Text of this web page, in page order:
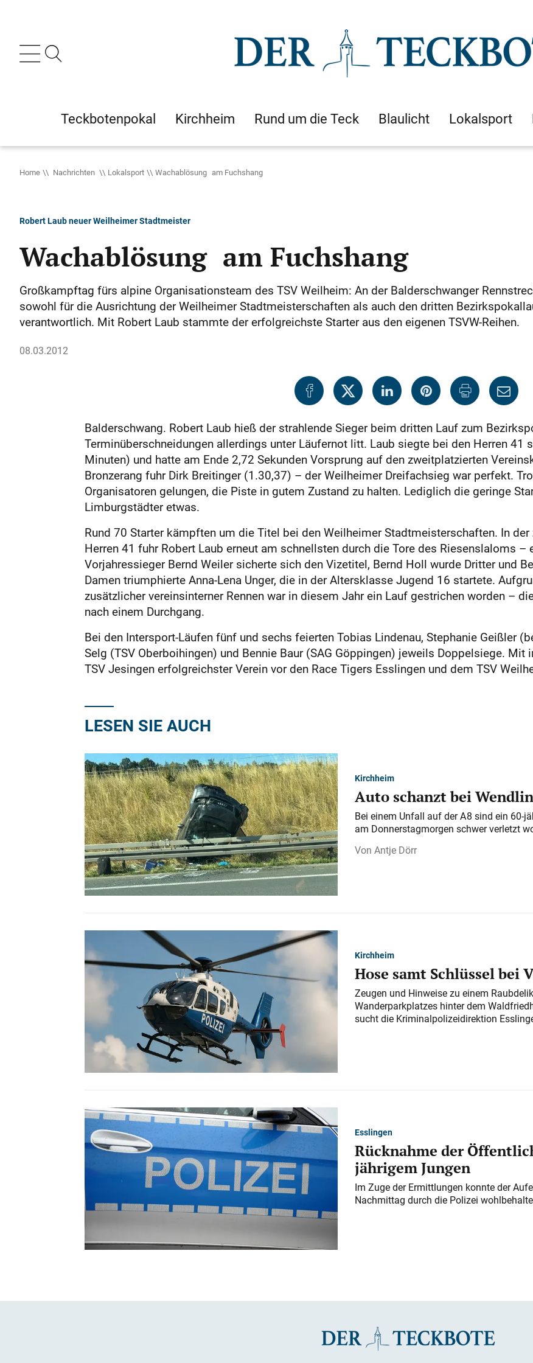
Teckbotenpokal Kirchheim Rund um die Teck Blaulicht Lokalsport
Home Nachrichten Lokalsport Wachablösung am Fuchshang
Robert Laub neuer Weilheimer Stadtmeister
Wachablösung am Fuchshang
Großkampftag fürs alpine Organisationsteam des TSV Weilheim: An der Balderschwanger
sowohl für die Ausrichtung der Weilheimer Stadtmeisterschaften als auch den dritten
verantwortlich. Mit Robert Laub stammte der erfolgreichste Starter aus den eigenen TSVW-Reihen.
08.03.2012
Balderschwang. Robert Laub hieß der strahlende Sieger beim dritten Lauf zum
Terminüberschneidungen allerdings unter Läufernot litt. Laub siegte bei den Herren 41
Minuten) und hatte am Ende 2,72 Sekunden Vorsprung auf den zweitplatzierten
Bronzerang fuhr Dirk Breitinger (1.30,37) – der Weilheimer Dreifachsieg war perfekt.
Organisatoren gelungen, die Piste in gutem Zustand zu halten. Lediglich die geringe
Limburgstädter etwas.
Rund 70 Starter kämpften um die Titel bei den Weilheimer Stadtmeisterschaften. In
Herren 41 fuhr Robert Laub erneut am schnellsten durch die Tore des Riesenslaloms –
Vorjahressieger Bernd Weiler sicherte sich den Vizetitel, Bernd Holl wurde Dritter und
Damen triumphierte Anna-Lena Unger, die in der Altersklasse Jugend 16 startete.
zusätzlicher vereinsinterner Rennen war in diesem Jahr ein Lauf gestrichen worden –
nach einem Durchgang.
Bei den Intersport-Läufen fünf und sechs feierten Tobias Lindenau, Stephanie Geißler
Selg (TSV Oberboihingen) und Bennie Baur (SAG Göppingen) jeweils Doppelsiege.
TSV Jesingen erfolgreichster Verein vor den Race Tigers Esslingen und dem TSV
LESEN SIE AUCH
Kirchheim
Auto schanzt bei
Bei einem Unfall auf der A 8 sind ein 60-
am Donnerstagmorgen schwer verletzt
Antje Dörr
Kirchheim
Hose samt Schlüssel bei
Zeugen und Hinweise zu einem
Wanderparkplatzes hinter dem
sucht die Kriminalpolizeidirektion
Esslingen
Rücknahme der
jährigem Jungen
Im Zuge der Ermittlungen konnte der
Nachmittag durch die Polizei